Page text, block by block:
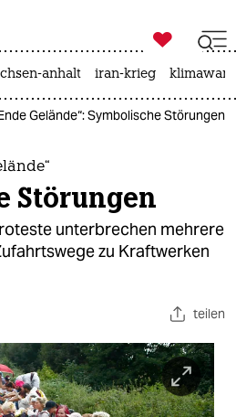
zahl ich
ich

taz zahl ich
anhalt iran-krieg
Gelände“: Symbolische Störungen
Störungen
unterbrechen mehrere
zu Kraftwerken
teilen